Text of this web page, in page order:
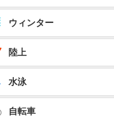
ウィンター
陸上
水泳
自転車